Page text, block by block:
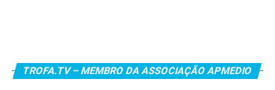
TROFA.TV – MEMBRO DA ASSOCIAÇÃO APMEDIO